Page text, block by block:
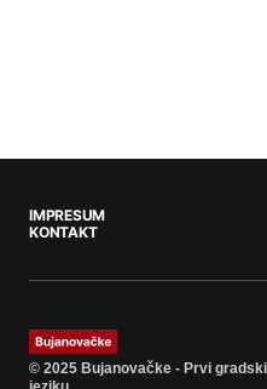
IMPRESUM
KONTAKT
© 2025 Bujanovačke - Prvi